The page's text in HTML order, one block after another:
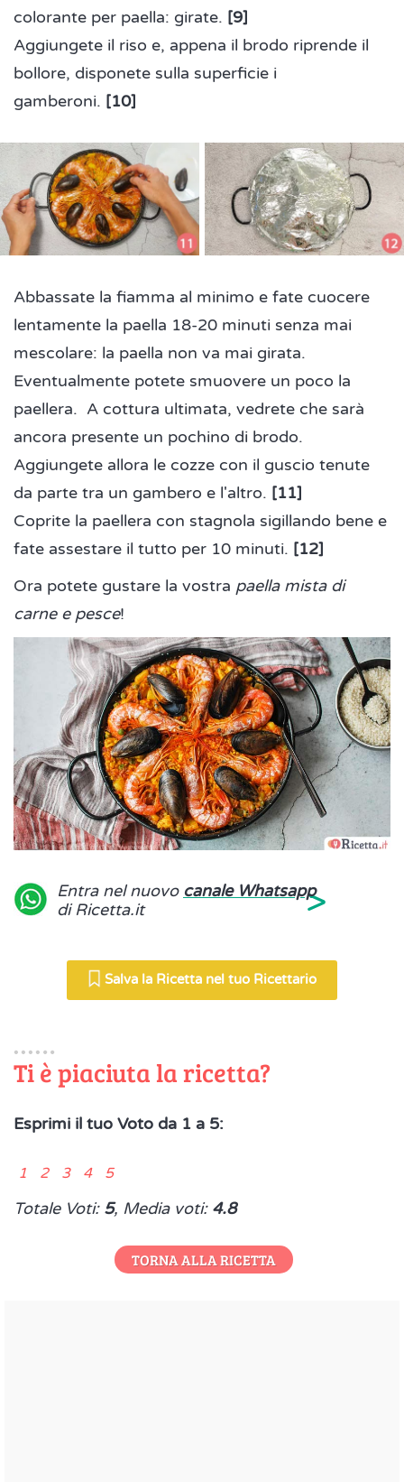
colorante per paella: girate. [9]
Aggiungete il riso e, appena il brodo riprende il
bollore, disponete sulla superficie i
gamberoni. [10]
Abbassate la fiamma al minimo e fate cuocere
lentamente la paella 18-20 minuti senza mai
mescolare: la paella non va mai girata.
Eventualmente potete smuovere un poco la
paellera. A cottura ultimata, vedrete che sarà
ancora presente un pochino di brodo.
Aggiungete allora le cozze con il guscio tenute
da parte tra un gambero e l'altro. [11]
Coprite la paellera con stagnola sigillando bene e
fate assestare il tutto per 10 minuti. [12]
Ora potete gustare la vostra paella mista di
carne e pesce!
Entra nel nuovo canale Whatsapp
di Ricetta.it
>
Salva la Ricetta nel tuo Ricettario
Ti è piaciuta la ricetta?
Esprimi il tuo Voto da 1 a 5:
1 2 3 4 5
Totale Voti: 5, Media voti: 4.8
TORNA ALLA RICETTA